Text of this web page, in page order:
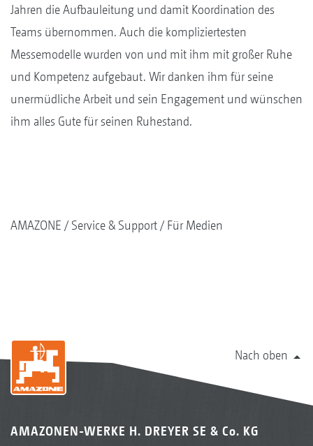
Jahren die Aufbauleitung und damit Koordination des
Teams übernommen. Auch die kompliziertesten
Messemodelle wurden von und mit ihm mit großer Ruhe
und Kompetenz aufgebaut. Wir danken ihm für seine
unermüdliche Arbeit und sein Engagement und wünschen
ihm alles Gute für seinen Ruhestand.
AMAZONE Service & Support Für Medien
Nach oben
AMAZONEN-WERKE H. DREYER SE & Co. KG